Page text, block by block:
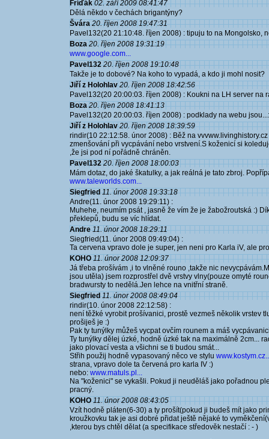
Fríďák 02. září 2009 08:41:47
Dělá někdo v čechách brigantýny?
Švára 20. říjen 2008 19:47:31
Pavel132(20 21:10:48. říjen 2008) : tipuju to na Mongolsko,
Boza 20. říjen 2008 19:31:19
www.google.com...
Pavel132 20. říjen 2008 19:10:48
Takže je to dobové? Na koho to vypadá, a kdo ji mohl nosit?
Jiří z Holohlav 20. říjen 2008 18:42:56
Pavel132(20 20:00:03. říjen 2008) : Koukni na LH server na
Boza 20. říjen 2008 18:41:13
Pavel132(20 20:00:03. říjen 2008) : podklady na webu
Jiří z Holohlav 20. říjen 2008 18:39:59
rindir(10 22:12:58. únor 2008) : Běž na
zmenšování při vycpávání nebo vrstvení.S koženicí si
,že jsi pod ní pořádně chráněn.
Pavel132 20. říjen 2008 18:00:03
Mám dotaz, do jaké škatulky, a jak reálná je tato zbroj.
www.taleworlds.com...
Siegfried 11. únor 2008 19:33:18
Andre(11. únor 2008 19:29:11) :
Muhehe, neumím psát , jasně že vím že je žabožroutská :)
překlepů, budu se víc hlídat.
Andre 11. únor 2008 18:29:11
Siegfried(11. únor 2008 09:49:04) :
Ta cervena vpravo dole je super, jen neni pro Karla iV, ale
KOHO 11. únor 2008 12:09:37
Já třeba prošívám ,i to vlněné rouno ,takže nic
jsou utěla) jsem rozprostřel dvě vrstvy vlny(pouze omyté
bradwursty to nedělá.Jen lehce na vnitřní straně.
Siegfried 11. únor 2008 08:49:04
rindir(10. únor 2008 22:12:58) :
není těžké vyrobit prošívanici, prostě vezmeš několik vrstev
prošiješ je :)
Pak ty tunýlky můžeš vycpat ovčím rounem a máš
Ty tunýlky dělej úzké, hodně úzké tak na maximálně 2cm...
jako plovací vesta a všichni se ti budou smát...
Střih použij hodně vypasovaný něco ve stylu
strana, vpravo dole ta červená pro karla IV :)
nebo: www.matuls.pl...
Na "koženici" se vykašli. Pokud ji neuděláš jako pořadnou
pracný.
KOHO 11. únor 2008 08:43:05
Vzít hodně pláten(6-30) a ty prošít(pokud ji budeš mít jako
kroužkovku tak je asi dobré přidat ještě nějaké to
,kterou bys chtěl dělat (a specifikace středověk nestačí : - )